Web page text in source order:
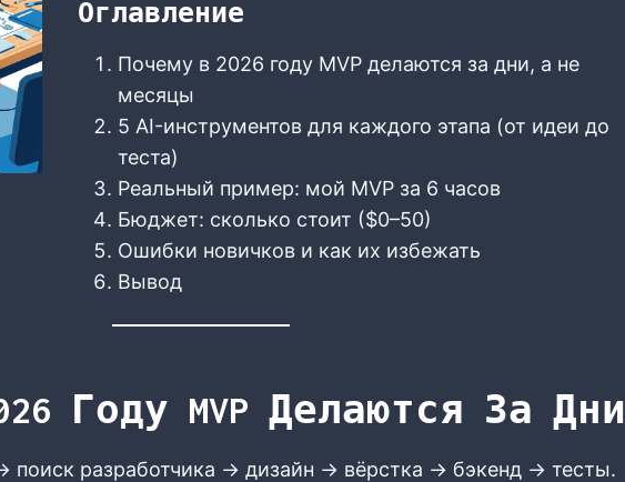
Оглавление
Почему в 2026 году MVP делаются за дни, а не
месяцы
5 AI-инструментов для каждого этапа (от идеи до
теста)
Реальный пример: мой MVP за 6 часов
Бюджет: сколько стоит ($0–50)
Ошибки новичков и как их избежать
Вывод
Году MVP Делаются За Дни
поиск разработчика → дизайн → вёрстка → бэкенд → тесты.